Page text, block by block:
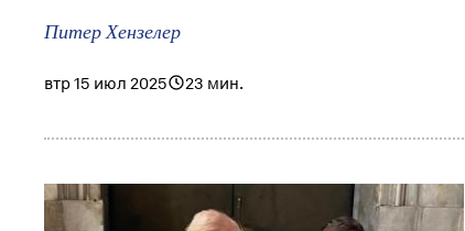
Питер Хензелер
втр 15 июл 2025 23 мин.